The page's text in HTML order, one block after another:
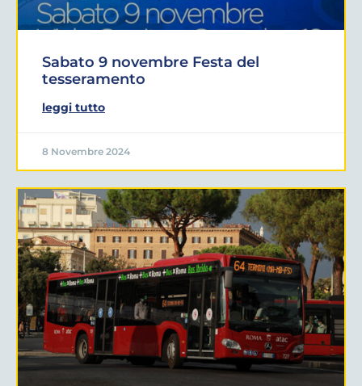
Sabato 9 novembre Festa del
tesseramento
leggi tutto
8 Novembre 2024